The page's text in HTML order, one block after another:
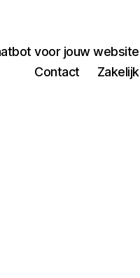
voor jouw website
Contact
Zakelijk